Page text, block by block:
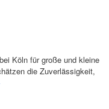
Köln für große und kleine
die Zuverlässigkeit,